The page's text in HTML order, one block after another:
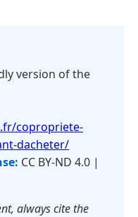
version of the
copropriete-
dacheter/
CC BY-ND 4.0 |
always cite the